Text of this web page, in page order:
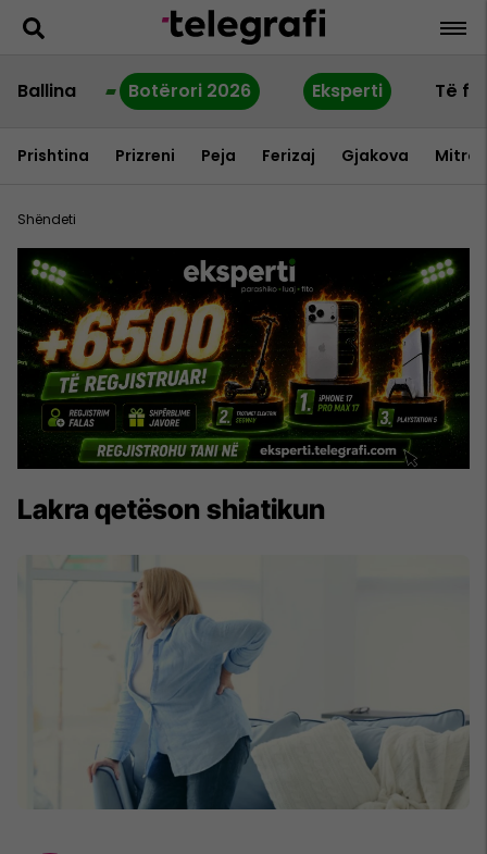
Ballina Botërori 2026 Eksperti Të
Prishtina Prizreni Peja Ferizaj Gjakova
Shëndeti
Lakra qetëson shiatikun